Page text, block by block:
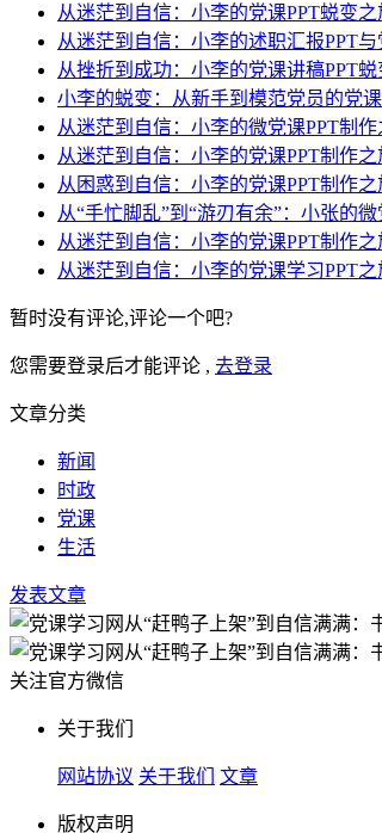
从迷茫到自信：小李的党课PPT蜕变之
从迷茫到自信：小李的述职汇报PPT
从挫折到成功：小李的党课讲稿PPT
小李的蜕变：从新手到模范党员的党
从迷茫到自信：小李的微党课PPT制作
从迷茫到自信：小李的党课PPT制作之
从困惑到自信：小李的党课PPT制作之
从“手忙脚乱”到“游刃有余”：小张的
从迷茫到自信：小李的党课PPT制作之
从迷茫到自信：小李的党课学习PPT之
暂时没有评论,评论一个吧?
您需要登录后才能评论 , 去登录
文章分类
新闻
时政
党课
生活
发表文章
关注官方微信
关于我们
网站协议 关于我们 文章
版权声明